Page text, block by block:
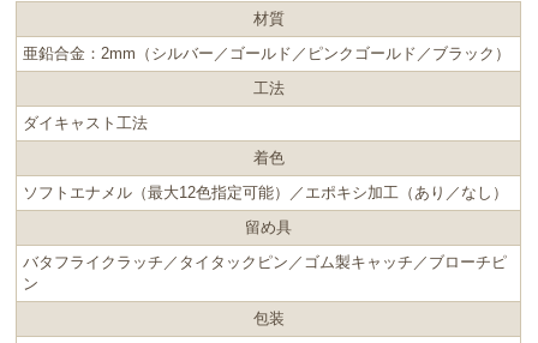
材質
亜鉛合金：2mm（シルバー／ゴールド／ピンクゴールド／ブラック）
工法
ダイキャスト工法
着色
ソフトエナメル（最大12色指定可能）／エポキシ加工（あり／なし）
留め具
バタフライクラッチ／タイタックピン／ゴム製キャッチ／ブローチピ
ン
包装